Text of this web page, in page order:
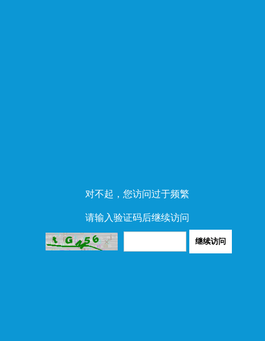
对不起，您访问过于频繁
请输入验证码后继续访问
继续访问